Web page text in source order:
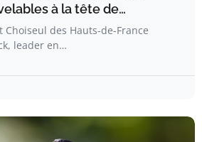
à la tête de…
Choiseul des Hauts-de-France
leader en…